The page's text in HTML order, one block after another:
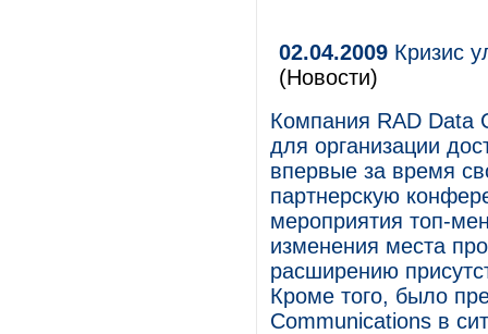
02.04.2009 Кризис
(Новости)
Компания RAD Data
для организации
впервые за время
партнерскую
мероприятия топ-
изменения места
расширению
Кроме того, было
Communications в